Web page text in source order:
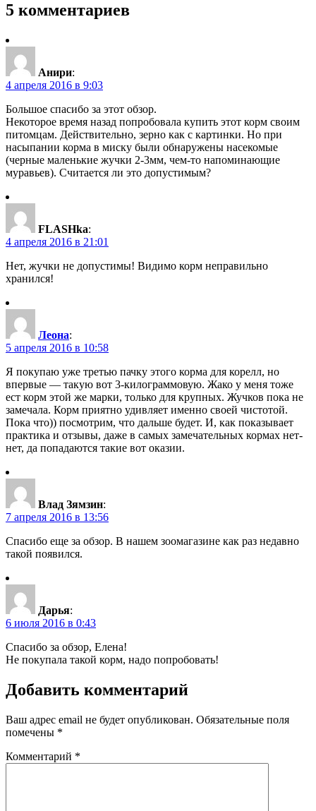
5 комментариев
Анири:
4 апреля 2016 в 9:03
Большое спасибо за этот обзор.
Некоторое время назад попробовала купить этот корм своим
питомцам. Действительно, зерно как с картинки. Но при
насыпании корма в миску были обнаружены насекомые
(черные маленькие жучки 2-3мм, чем-то напоминающие
муравьев). Считается ли это допустимым?
FLASHka:
4 апреля 2016 в 21:01
Нет, жучки не допустимы! Видимо корм неправильно
хранился!
Леона:
5 апреля 2016 в 10:58
Я покупаю уже третью пачку этого корма для корелл, но
впервые — такую вот 3-килограммовую. Жако у меня тоже
ест корм этой же марки, только для крупных. Жучков пока не
замечала. Корм приятно удивляет именно своей чистотой.
Пока что)) посмотрим, что дальше будет. И, как показывает
практика и отзывы, даже в самых замечательных кормах нет-
нет, да попадаются такие вот оказии.
Влад Зямзин:
7 апреля 2016 в 13:56
Спасибо еще за обзор. В нашем зоомагазине как раз недавно
такой появился.
Дарья:
6 июля 2016 в 0:43
Спасибо за обзор, Елена!
Не покупала такой корм, надо попробовать!
Добавить комментарий
Ваш адрес email не будет опубликован. Обязательные поля
помечены *
Комментарий *